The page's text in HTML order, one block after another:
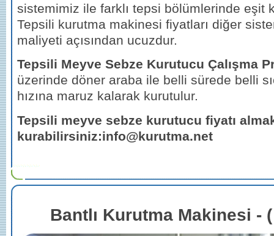
sistemimiz ile farklı tepsi bölümlerinde eşit
Tepsili kurutma makinesi fiyatları diğer
maliyeti açısından ucuzdur.
Tepsili Meyve Sebze Kurutucu Çalışma
üzerinde döner araba ile belli sürede belli
hızına maruz kalarak kurutulur.
Tepsili meyve sebze kurutucu fiyatı
kurabilirsiniz:info@kurutma.net
Bantlı Kurutma Makinesi -